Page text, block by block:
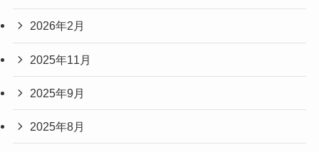
2026年2月
2025年11月
2025年9月
2025年8月